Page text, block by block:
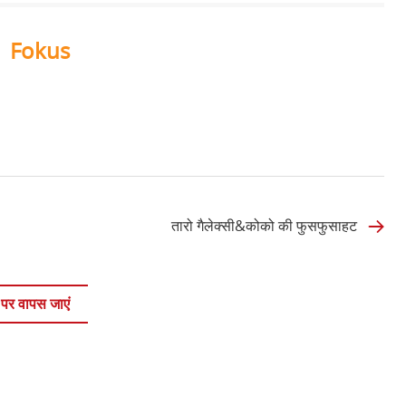
Fokus
तारो गैलेक्सी&कोको की फुसफुसाहट
वापस जाएं